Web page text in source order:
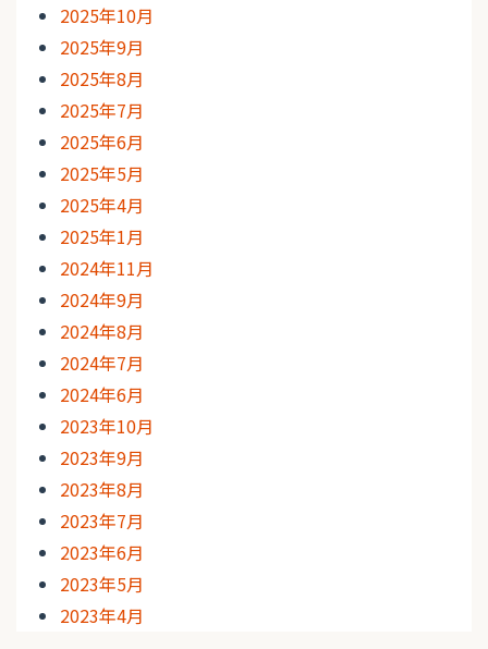
2025年10月
2025年9月
2025年8月
2025年7月
2025年6月
2025年5月
2025年4月
2025年1月
2024年11月
2024年9月
2024年8月
2024年7月
2024年6月
2023年10月
2023年9月
2023年8月
2023年7月
2023年6月
2023年5月
2023年4月